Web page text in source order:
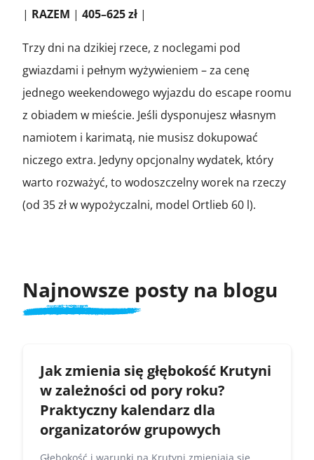
| RAZEM | 405–625 zł |
Trzy dni na dzikiej rzece, z noclegami pod
gwiazdami i pełnym wyżywieniem – za cenę
jednego weekendowego wyjazdu do escape roomu
z obiadem w mieście. Jeśli dysponujesz własnym
namiotem i karimatą, nie musisz dokupować
niczego extra. Jedyny opcjonalny wydatek, który
warto rozważyć, to wodoszczelny worek na rzeczy
(od 35 zł w wypożyczalni, model Ortlieb 60 l).
Najnowsze posty na blogu
Jak zmienia się głębokość Krutyni
w zależności od pory roku?
Praktyczny kalendarz dla
organizatorów grupowych